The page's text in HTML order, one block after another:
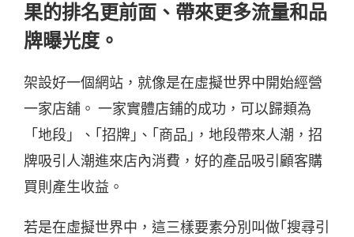
果的排名更前面、帶來更多流量和品
牌曝光度。
架設好一個網站，就像是在虛擬世界中開始經營
一家店舖。 一家實體店鋪的成功，可以歸類為
「地段」、｢招牌｣、｢商品｣，地段帶來人潮，招
牌吸引人潮進來店內消費，好的產品吸引顧客購
買則產生收益。
若是在虛擬世界中，這三樣要素分別叫做｢搜尋引